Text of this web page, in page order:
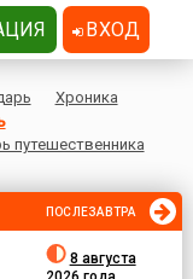
Хроника
путешественника
ПОСЛЕЗАВТРА
8 августа
ВХОД